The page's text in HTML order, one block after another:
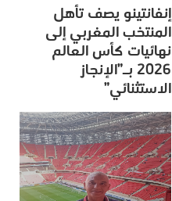
إنفانتينو يصف تأهل
المنتخب المغربي إلى
نهائيات كأس العالم
2026 بـ”الإنجاز
الاستثنائي”